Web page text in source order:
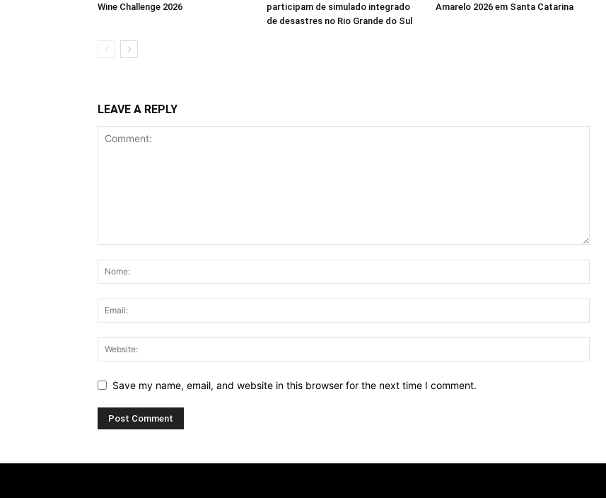
Wine Challenge 2026
participam de simulado integrado
de desastres no Rio Grande do Sul
Amarelo 2026 em Santa Catarina
LEAVE A REPLY
Save my name, email, and website in this browser for the next time I comment.